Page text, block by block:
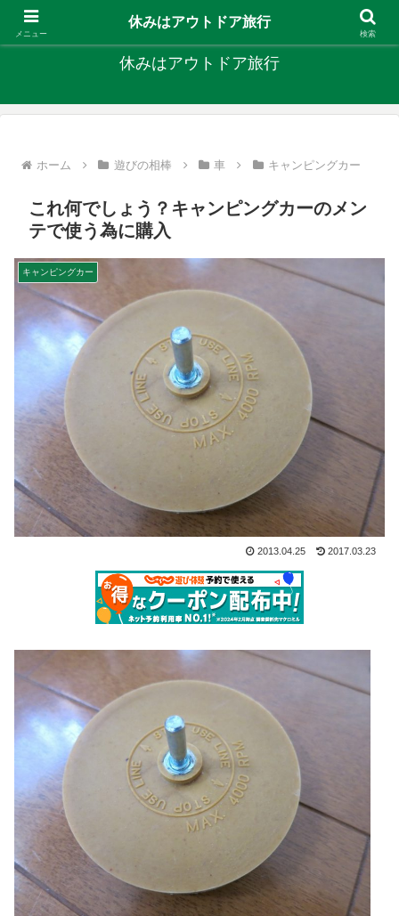
キャンプ、釣り、旅行など外遊びを楽しんでます
休みはアウトドア旅行
ホーム 遊びの相棒 車 キャンピングカー
これ何でしょう？キャンピングカーのメン
テで使う為に購入
キャンピングカー
2013.04.25 2017.03.23
メニュー
休みはアウトドア旅行
検索